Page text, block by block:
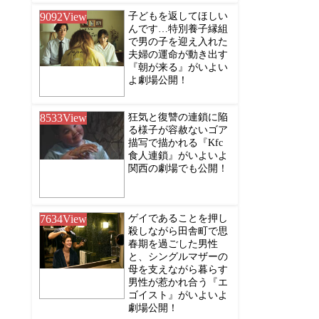
9092View
子どもを返してほしい
んです…特別養子縁組
で男の子を迎え入れた
夫婦の運命が動き出す
『朝が来る』がいよい
よ劇場公開！
8533View
狂気と復讐の連鎖に陥
る様子が容赦ないゴア
描写で描かれる『Kfc
食人連鎖』がいよいよ
関西の劇場でも公開！
7634View
ゲイであることを押し
殺しながら田舎町で思
春期を過ごした男性
と、シングルマザーの
母を支えながら暮らす
男性が惹かれ合う『エ
ゴイスト』がいよいよ
劇場公開！